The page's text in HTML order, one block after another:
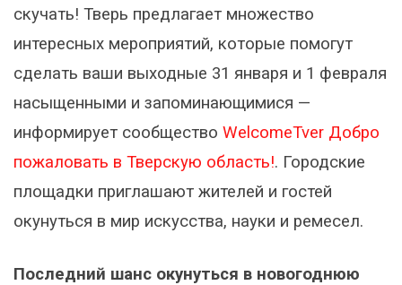
скучать! Тверь предлагает множество
интересных мероприятий, которые помогут
сделать ваши выходные 31 января и 1 февраля
насыщенными и запоминающимися —
информирует сообщество WelcomeTver Добро
пожаловать в Тверскую область!. Городские
площадки приглашают жителей и гостей
окунуться в мир искусства, науки и ремесел.
Последний шанс окунуться в новогоднюю